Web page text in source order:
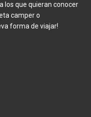
los que quieran conocer
camper o
forma de viajar!